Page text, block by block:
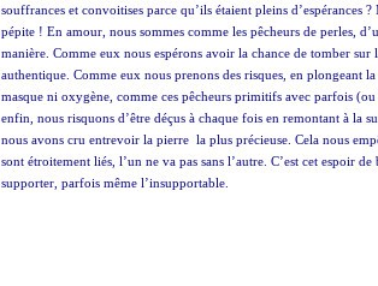
souffrances et convoitises parce qu’ils étaient pleins d’espérances
pépite ! En amour, nous sommes comme les pêcheurs de perles,
manière. Comme eux nous espérons avoir la chance de tomber
authentique. Comme eux nous prenons des risques, en plongeant
masque ni oxygène, comme ces pêcheurs primitifs avec parfois
enfin, nous risquons d’être déçus à chaque fois en remontant à la
nous avons cru entrevoir la pierre la plus précieuse. Cela nous
sont étroitement liés, l’un ne va pas sans l’autre. C’est cet espoir
supporter, parfois même l’insupportable.